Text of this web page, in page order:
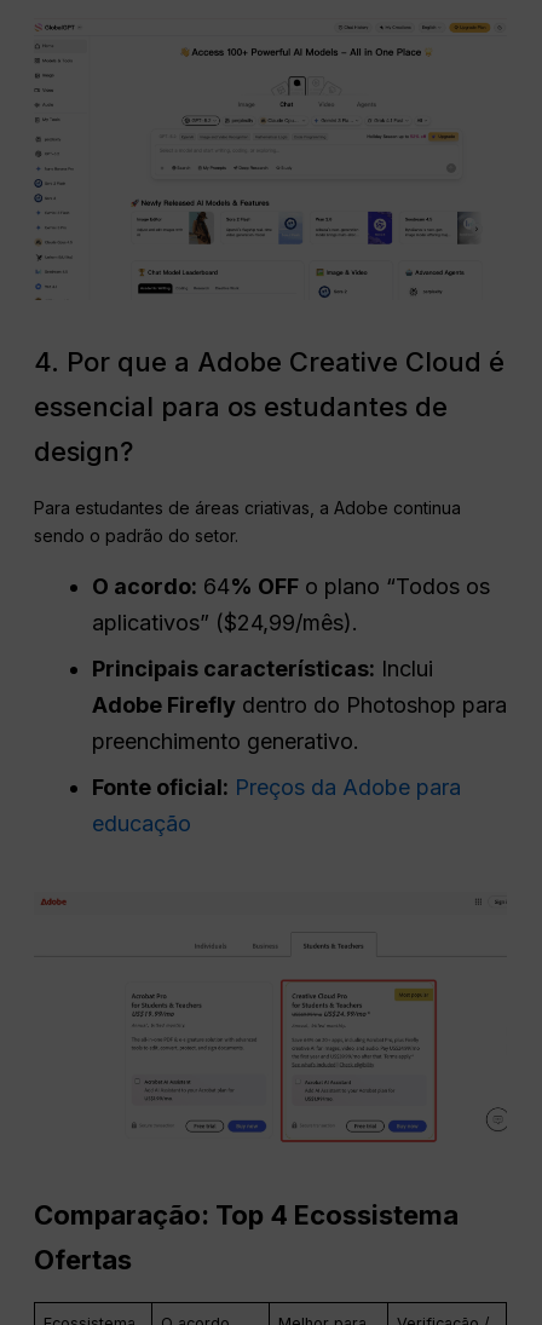
4. Por que a Adobe Creative Cloud é
essencial para os estudantes de
design?
Para estudantes de áreas criativas, a Adobe continua
sendo o padrão do setor.
O acordo: 64% OFF o plano “Todos os
aplicativos” ($24,99/mês).
Principais características: Inclui
Adobe Firefly dentro do Photoshop para
preenchimento generativo.
Fonte oficial: Preços da Adobe para
educação
Comparação: Top 4 Ecossistema
Ofertas